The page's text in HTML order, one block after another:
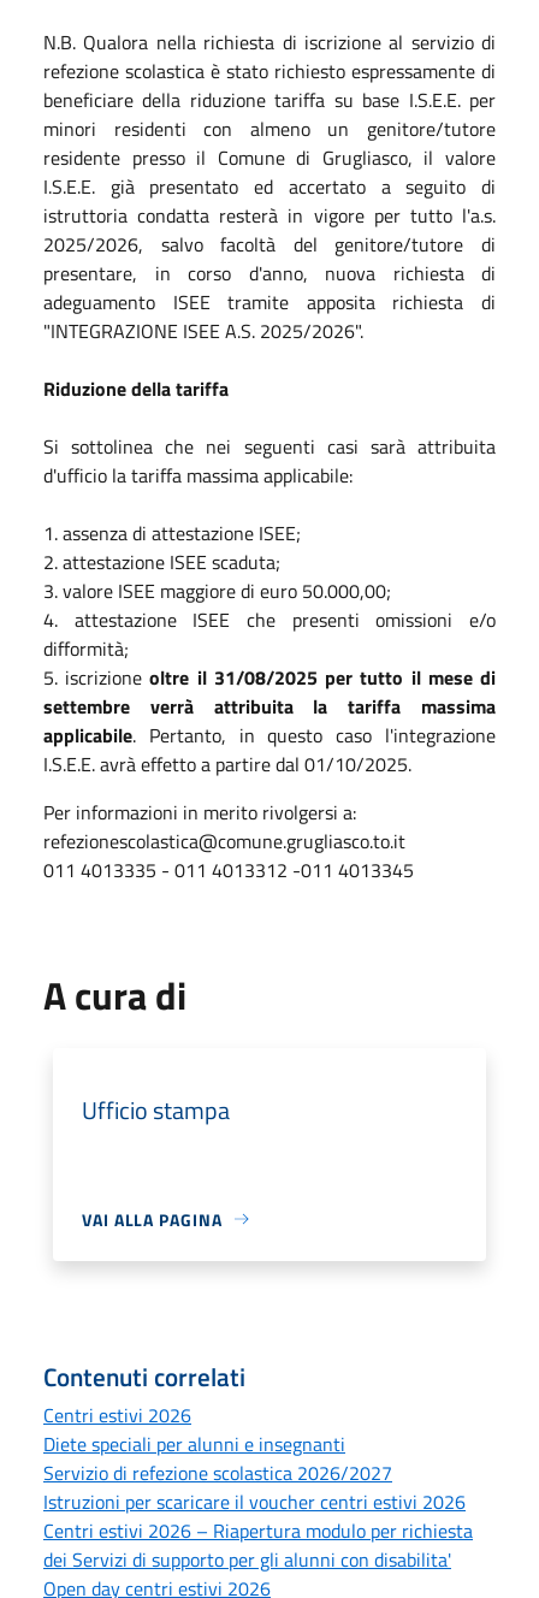
N.B. Qualora nella richiesta di iscrizione al servizio di
refezione scolastica è stato richiesto espressamente di
beneficiare della riduzione tariffa su base I.S.E.E. per
minori residenti con almeno un genitore/tutore
residente presso il Comune di Grugliasco, il valore
I.S.E.E. già presentato ed accertato a seguito di
istruttoria condatta resterà in vigore per tutto l'a.s.
2025/2026, salvo facoltà del genitore/tutore di
presentare, in corso d'anno, nuova richiesta di
adeguamento ISEE tramite apposita richiesta di
"INTEGRAZIONE ISEE A.S. 2025/2026".
Riduzione della tariffa
Si sottolinea che nei seguenti casi sarà attribuita
d'ufficio la tariffa massima applicabile:
1. assenza di attestazione ISEE;
2. attestazione ISEE scaduta;
3. valore ISEE maggiore di euro 50.000,00;
4. attestazione ISEE che presenti omissioni e/o
difformità;
5. iscrizioneoltre il 31/08/2025 per tutto il mese di
settembre verrà attribuita la tariffa massima
applicabile. Pertanto, in questo caso l'integrazione
I.S.E.E. avrà effetto a partire dal 01/10/2025.
Per informazioni in merito rivolgersi a:
refezionescolastica@comune.grugliasco.to.it
011 4013335 - 011 4013312 -011 4013345
A cura di
Ufficio stampa
VAI ALLA PAGINA
Contenuti correlati
Centri estivi 2026
Diete speciali per alunni e insegnanti
Servizio di refezione scolastica 2026/2027
Istruzioni per scaricare il voucher centri estivi 2026
Centri estivi 2026 – Riapertura modulo per richiesta
dei Servizi di supporto per gli alunni con disabilita'
Open day centri estivi 2026